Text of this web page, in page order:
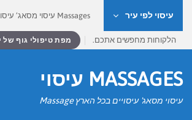
content
עיסוי לפי עיר Massages עיסוי מסאג’ עיסויים וטיפולי גוף
הלקוחות מחפשים אתכם. מפת טיפולי גוף של
MASSAGES עיסוי
עיסוי מסאג' עיסויים בכל הארץ Massage